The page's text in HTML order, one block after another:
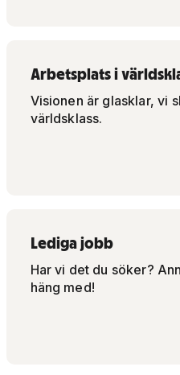
Arbetsplats i
Visionen är glasklar, vi
världsklass.
Lediga jobb
Har vi det du söker?
häng med!